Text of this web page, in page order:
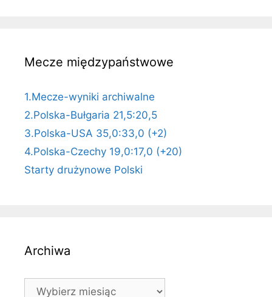
Mecze międzypaństwowe
1.Mecze-wyniki archiwalne
2.Polska-Bułgaria 21,5:20,5
3.Polska-USA 35,0:33,0 (+2)
4.Polska-Czechy 19,0:17,0 (+20)
Starty drużynowe Polski
Archiwa
Archiwa